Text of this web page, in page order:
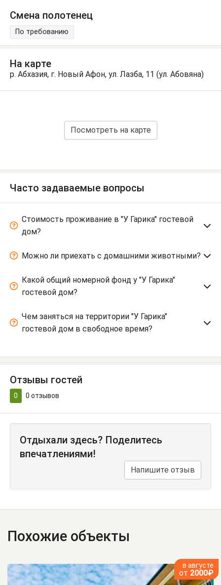
Смена полотенец
По требованию
На карте
р. Абхазия, г. Новый Афон, ул. Лазба, 11 (ул. Абовяна)
Посмотреть на карте
Часто задаваемые вопросы
Стоимость проживание в "У Гарика" гостевой
дом?
Можно ли приехать с домашними животными?
Какой общий номерной фонд у "У Гарика"
гостевой дом?
Чем заняться на территории "У Гарика"
гостевой дом в свободное время?
Отзывы гостей
0 0 отзывов
Отдыхали здесь? Поделитесь
впечатлениями!
Напишите отзыв
Похожие объекты
в августе
от 2000₽